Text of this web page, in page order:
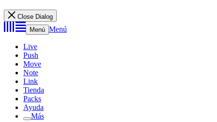
Close Dialog
Menú Menú
Live
Push
Move
Note
Link
Tienda
Packs
Ayuda
Más